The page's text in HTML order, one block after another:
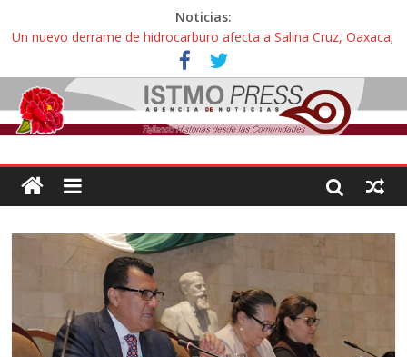
Noticias:
Un nuevo derrame de hidrocarburo afecta a Salina Cruz, Oaxaca;
ahora pescadores de Salinas del Marqués denuncian daños de
Pemex
Ángel, el joven autista expulsado por la Universidad Bienestar de
Ixtepec, Oaxaca vuelve a las aulas tras amparo
Familiares de periodista Alejandro Leyva se reúnen con titular de
intelectuales de su asesinato
Alertan pescadores de Juchitán, Oaxaca de nuevo despojo de su
Pescadores y comuneros ikoots detienen la extracción ilegal de
material pétreo de gravera Oyamel